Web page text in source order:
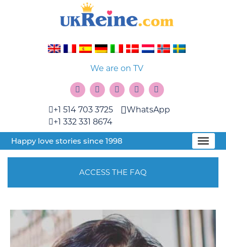
We are on TV
+1 514 703 3725
+1 332 331 8674
WhatsApp
Happy love stories since 1998
ACCESS THE FAQ